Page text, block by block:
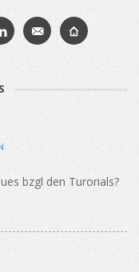
bzgl den Turorials?